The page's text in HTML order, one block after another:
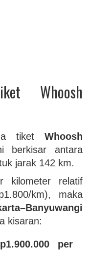
Whoosh
tiket Whoosh
berkisar antara
jarak 142 km.
kilometer relatif
km), maka
kisaran:
per